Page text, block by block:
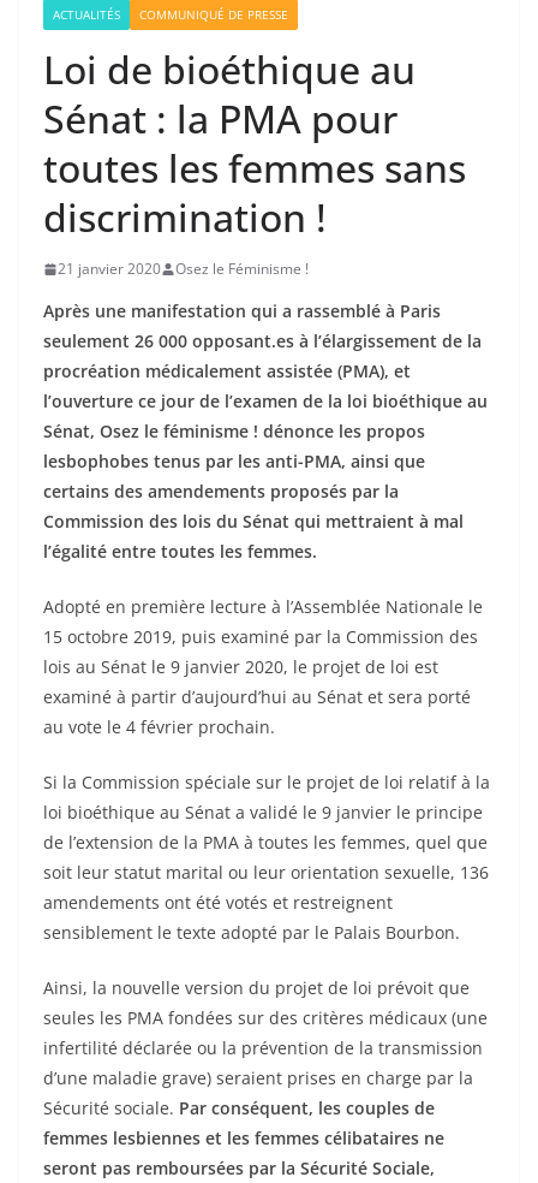
ACTUALITÉS COMMUNIQUÉ DE PRESSE
Loi de bioéthique au
Sénat : la PMA pour
toutes les femmes sans
discrimination !
21 janvier 2020 Osez le Féminisme !
Après une manifestation qui a rassemblé à Paris
seulement 26 000 opposant.es à l’élargissement de la
procréation médicalement assistée (PMA), et
l’ouverture ce jour de l’examen de la loi bioéthique au
Sénat, Osez le féminisme ! dénonce les propos
lesbophobes tenus par les anti-PMA, ainsi que
certains des amendements proposés par la
Commission des lois du Sénat qui mettraient à mal
l’égalité entre toutes les femmes.
Adopté en première lecture à l’Assemblée Nationale le
15 octobre 2019, puis examiné par la Commission des
lois au Sénat le 9 janvier 2020, le projet de loi est
examiné à partir d’aujourd’hui au Sénat et sera porté
au vote le 4 février prochain.
Si la Commission spéciale sur le projet de loi relatif à la
loi bioéthique au Sénat a validé le 9 janvier le principe
de l’extension de la PMA à toutes les femmes, quel que
soit leur statut marital ou leur orientation sexuelle, 136
amendements ont été votés et restreignent
sensiblement le texte adopté par le Palais Bourbon.
Ainsi, la nouvelle version du projet de loi prévoit que
seules les PMA fondées sur des critères médicaux (une
infertilité déclarée ou la prévention de la transmission
d’une maladie grave) seraient prises en charge par la
Sécurité sociale. Par conséquent, les couples de
femmes lesbiennes et les femmes célibataires ne
seront pas remboursées par la Sécurité Sociale,